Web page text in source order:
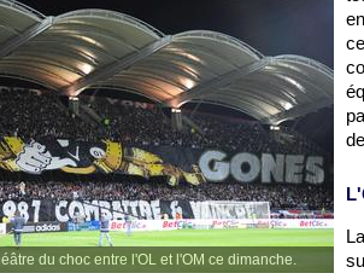
du choc entre l'OL et l'OM ce dimanche.